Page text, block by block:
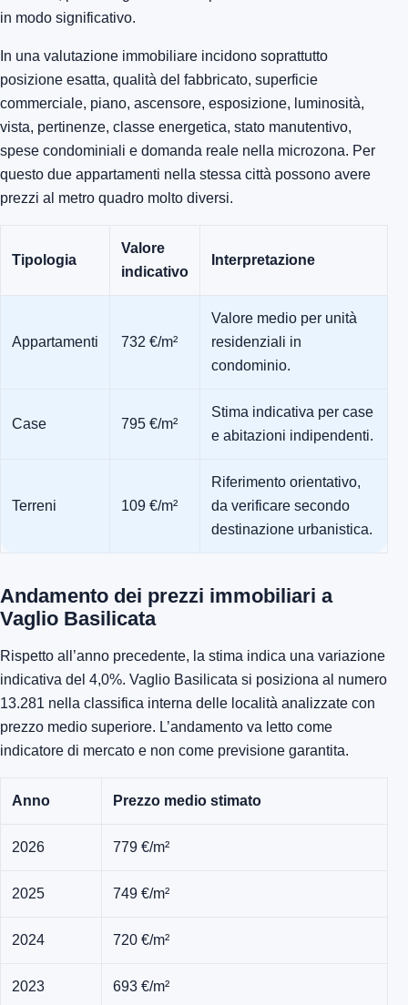
in modo significativo.
In una valutazione immobiliare incidono soprattutto
posizione esatta, qualità del fabbricato, superficie
commerciale, piano, ascensore, esposizione, luminosità,
vista, pertinenze, classe energetica, stato manutentivo,
spese condominiali e domanda reale nella microzona. Per
questo due appartamenti nella stessa città possono avere
prezzi al metro quadro molto diversi.
Tipologia
Valore
indicativo
Interpretazione
Appartamenti 732 €/m²
Valore medio per unità
residenziali in
condominio.
Case 795 €/m²
Stima indicativa per case
e abitazioni indipendenti.
Terreni 109 €/m²
Riferimento orientativo,
da verificare secondo
destinazione urbanistica.
Andamento dei prezzi immobiliari a
Vaglio Basilicata
Rispetto all’anno precedente, la stima indica una variazione
indicativa del 4,0%. Vaglio Basilicata si posiziona al numero
13.281 nella classifica interna delle località analizzate con
prezzo medio superiore. L’andamento va letto come
indicatore di mercato e non come previsione garantita.
Anno Prezzo medio stimato
2026 779 €/m²
2025 749 €/m²
2024 720 €/m²
2023 693 €/m²